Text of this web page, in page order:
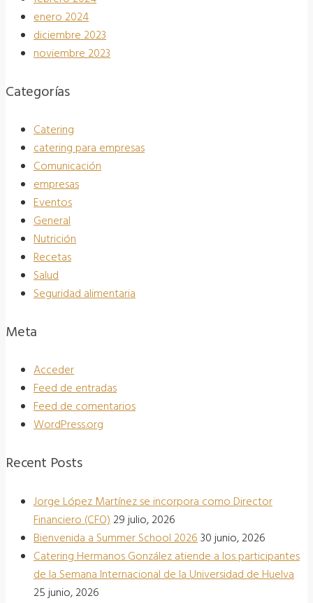
enero 2024
diciembre 2023
noviembre 2023
Categorías
Catering
catering para empresas
Comunicación
empresas
Eventos
General
Nutrición
Recetas
Salud
Seguridad alimentaria
Meta
Acceder
Feed de entradas
Feed de comentarios
WordPress.org
Recent Posts
Jorge López Martínez se incorpora como Director
Financiero (CFO)29 julio, 2026
Bienvenida a Summer School 202630 junio, 2026
Catering Hermanos González atiende a los participantes
de la Semana Internacional de la Universidad de Huelva
25 junio, 2026